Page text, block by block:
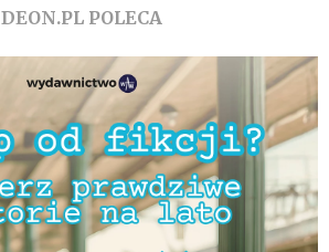
DEON.PL POLECA